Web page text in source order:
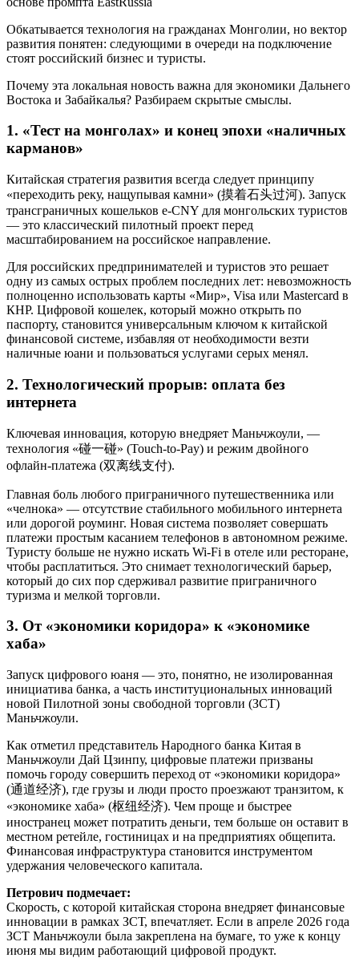
Обкатывается технология на гражданах Монголии, но вектор
развития понятен: следующими в очереди на подключение
стоят российский бизнес и туристы.
Почему эта локальная новость важна для экономики Дальнего
Востока и Забайкалья? Разбираем скрытые смыслы.
1. «Тест на монголах» и конец эпохи «наличных
карманов»
Китайская стратегия развития всегда следует принципу
«переходить реку, нащупывая камни» (摸着石头过河). Запуск
трансграничных кошельков e-CNY для монгольских туристов
— это классический пилотный проект перед
масштабированием на российское направление.
Для российских предпринимателей и туристов это решает
одну из самых острых проблем последних лет: невозможность
полноценно использовать карты «Мир», Visa или Mastercard в
КНР. Цифровой кошелек, который можно открыть по
паспорту, становится универсальным ключом к китайской
финансовой системе, избавляя от необходимости везти
наличные юани и пользоваться услугами серых менял.
2. Технологический прорыв: оплата без
интернета
Ключевая инновация, которую внедряет Маньчжоули, —
технология «碰一碰» (Touch-to-Pay) и режим двойного
офлайн-платежа (双离线支付).
Главная боль любого приграничного путешественника или
«челнока» — отсутствие стабильного мобильного интернета
или дорогой роуминг. Новая система позволяет совершать
платежи простым касанием телефонов в автономном режиме.
Туристу больше не нужно искать Wi-Fi в отеле или ресторане,
чтобы расплатиться. Это снимает технологический барьер,
который до сих пор сдерживал развитие приграничного
туризма и мелкой торговли.
3. От «экономики коридора» к «экономике
хаба»
Запуск цифрового юаня — это, понятно, не изолированная
инициатива банка, а часть институциональных инноваций
новой Пилотной зоны свободной торговли (ЗСТ)
Маньчжоули.
Как отметил представитель Народного банка Китая в
Маньчжоули Дай Цзинпу, цифровые платежи призваны
помочь городу совершить переход от «экономики коридора»
(通道经济), где грузы и люди просто проезжают транзитом, к
«экономике хаба» (枢纽经济). Чем проще и быстрее
иностранец может потратить деньги, тем больше он оставит в
местном ретейле, гостиницах и на предприятиях общепита.
Финансовая инфраструктура становится инструментом
удержания человеческого капитала.
Петрович подмечает:
Скорость, с которой китайская сторона внедряет финансовые
инновации в рамках ЗСТ, впечатляет. Если в апреле 2026 года
ЗСТ Маньчжоули была закреплена на бумаге, то уже к концу
июня мы видим работающий цифровой продукт.